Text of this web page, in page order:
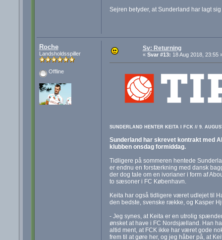
Sejren betyder, at Sunderland har lagt
Roche
Landsholdsspiller
Offline
Sv: Returning
« Svar #13: 18 Aug 2018, 23:55
SUNDERLAND HENTER KEITA I FCK // 9.
Sunderland har skrevet kontrakt med
klubben onsdag formiddag.
Tidligere på sommeren hentede
er endnu en forstærkning med dansk
der dog tale om en ivorianer i form af
to sæsoner i FC København.
Keita har også tidligere været udlejet til
den bedste, svenske række, og Kasper
- Jeg synes, at Keita er en utrolig
ønsket at have i FC Nordsjælland. Han
altid ment, at FCK ikke har været gode
frem til at gøre her, og jeg håber på, at